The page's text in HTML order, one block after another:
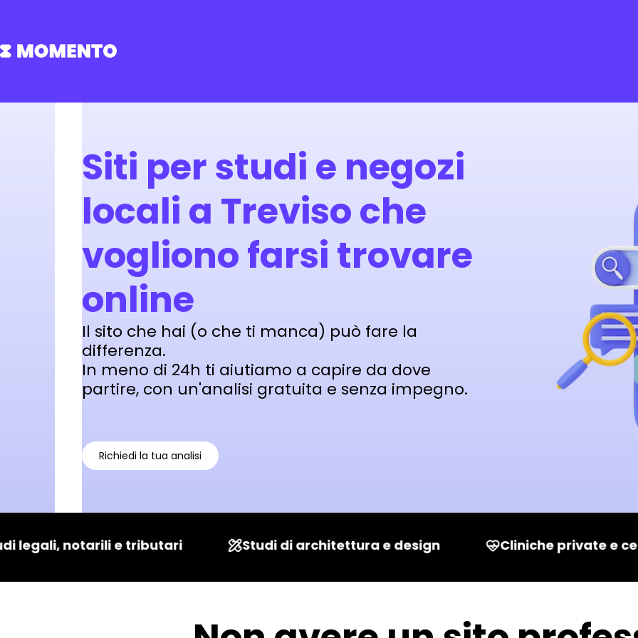
Siti per studi e negozi
locali a Treviso che
vogliono farsi trovare
online
Il sito che hai (o che ti manca) può fare la
differenza.
In meno di 24h ti aiutiamo a capire da dove
partire, con un'analisi gratuita e senza impegno.
Richiedi la tua analisi
legali, notarili e tributari Studi di architettura e design Cliniche private e